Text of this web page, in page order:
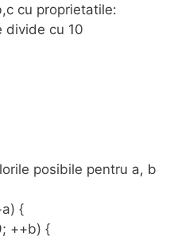
cu proprietatile:
divide cu 10
posibile pentru a, b
{
++b) {